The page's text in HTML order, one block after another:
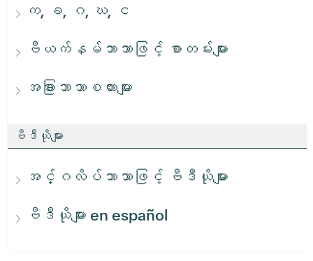
က, ခ, ဂ, ဃ, င
ဗီယက်နမ်ဘာသာဖြင့် စာတမ်းများ
အခြားဘာသာစကားများ
ဗီဒီယိုများ
အင်္ဂလိပ်ဘာသာဖြင့် ဗီဒီယိုများ
ဗီဒီယိုများ en español